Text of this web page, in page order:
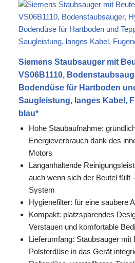
Siemens Staubsauger mit
VS06B1110,
Bodendüse für Hartboden
Saugleistung, langes Kabel,
blau*
Hohe Staubaufnahme:
Energieverbrauch dank des
Motors
Langanhaltende
auch wenn sich der Beutel füllt
System
Hygienefilter: für eine saubere
Kompakt: platzsparendes
Verstauen und komfortable
Lieferumfang: Staubsauger mit
Polsterdüse in das Gerät